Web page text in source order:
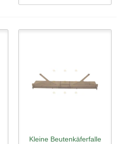
Kleine Beutenkäferfalle